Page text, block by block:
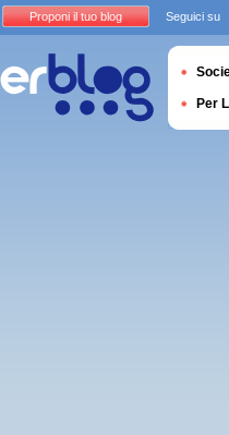
Proponi il tuo blog Seguici su
Per